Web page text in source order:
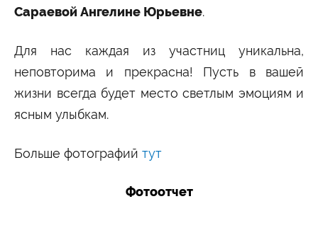
Сараевой Ангелине Юрьевне.
Для нас каждая из участниц уникальна,
неповторима и прекрасна! Пусть в вашей
жизни всегда будет место светлым эмоциям и
ясным улыбкам.
Больше фотографий тут
Фотоотчет